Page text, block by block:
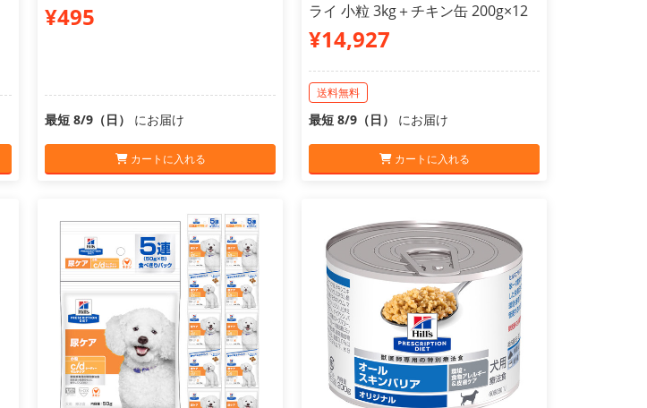
¥495
最短 8/9（日） にお届け
カートに入れる
ライ 小粒 3kg＋チキン缶 200g×12
¥14,927
送料無料
最短 8/9（日） にお届け
カートに入れる